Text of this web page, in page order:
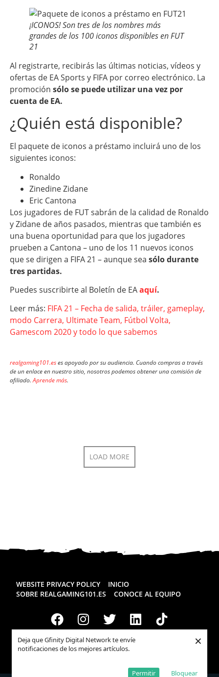
Deja que Gfinity Digital Network te envíe
notificaciones de los mejores artículos.
Bloquear
Permitir
×
¡ICONOS! Son tres de los nombres más
grandes de los 100 iconos disponibles en FUT
21
Al registrarte, recibirás las últimas noticias, vídeos y
ofertas de EA Sports y FIFA por correo electrónico. La
promoción sólo se puede utilizar una vez por
cuenta de EA.
¿Quién está disponible?
El paquete de iconos a préstamo incluirá uno de los
siguientes iconos:
Ronaldo
Zinedine Zidane
Eric Cantona
Los jugadores de FUT sabrán de la calidad de Ronaldo
y Zidane de años pasados, mientras que también es
una buena oportunidad para que los jugadores
prueben a Cantona – uno de los 11 nuevos iconos
que se dirigen a FIFA 21 – aunque sea sólo durante
tres partidas.
Puedes suscribirte al Boletín de EAaquí.
Leer más: FIFA 21 – Fecha de salida, tráiler, gameplay,
modo Carrera, Ultimate Team, Fútbol Volta,
Gamescom 2020 y todo lo que sabemos
realgaming101.eses apoyado por su audiencia. Cuando compras a través
de un enlace en nuestro sitio, nosotros podemos obtener una comisión de
afiliado.Aprende más.
LOAD MORE
WEBSITE PRIVACY POLICY
INICIO
SOBRE REALGAMING101.ES
CONOCE AL EQUIPO
Todos los derechos reservadosRealgaming.es